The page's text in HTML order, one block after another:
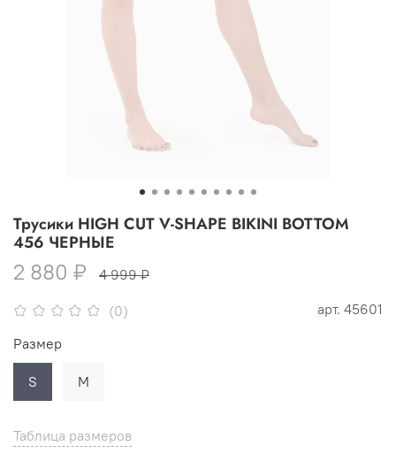
(0) арт. 45601
Трусики HIGH CUT V-SHAPE BIKINI BOTTOM
456 ЧЕРНЫЕ
2 880 ₽ 4 999 ₽
Таблица размеров
Размер
S M